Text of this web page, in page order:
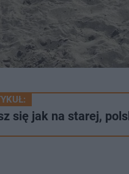
się jak na starej,